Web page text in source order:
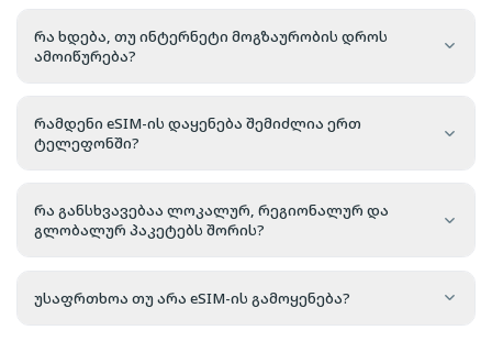
რა ხდება, თუ ინტერნეტი მოგზაურობის დროს
ამოიწურება?
რამდენი eSIM-ის დაყენება შემიძლია ერთ
ტელეფონში?
რა განსხვავებაა ლოკალურ, რეგიონალურ და
გლობალურ პაკეტებს შორის?
უსაფრთხოა თუ არა eSIM-ის გამოყენება?